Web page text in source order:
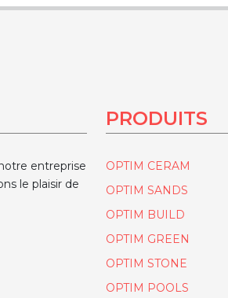
entreprise
le plaisir de
PRODUITS
OPTIM CERAM
OPTIM SANDS
OPTIM BUILD
OPTIM GREEN
OPTIM STONE
OPTIM POOLS